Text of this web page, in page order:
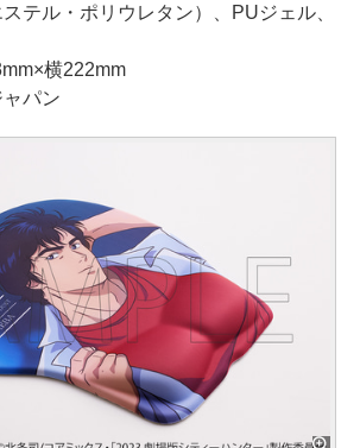
テル・ポリウレタン）、PUジェル、
横222mm
パン